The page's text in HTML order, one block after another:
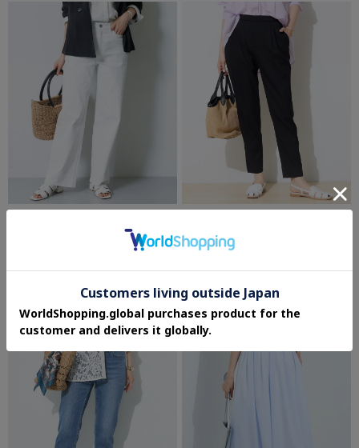
【褒められデニム】ワイドストレート デ
4.4 (41件)
さらに10%OFF
ゴムタックテーパード褒められパンツ
4.6 (65件)
さらに10%OFF